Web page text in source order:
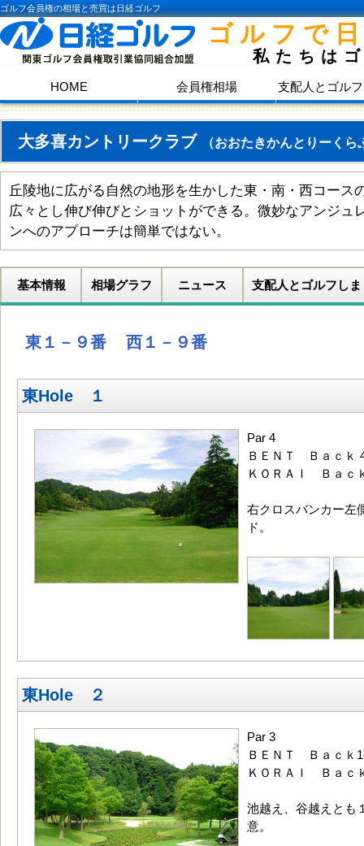
ゴルフ会員権の相場と売買は日経ゴルフ
ゴルフで
私たちは
HOME 会員権相場 支配人とゴル
大多喜カントリークラブ （おおたきかんとりーくら
丘陵地に広がる自然の地形を生かした東・南・西コー
広々とし伸び伸びとショットができる。微妙なアンジュ
ンへのアプローチは簡単ではない。
基本情報 相場グラフ ニュース 支配人とゴルフしま
東１－９番 西１－９番
東Hole １
Par 4
ＢＥＮＴ Ｂａｃｋ
ＫＯＲＡＩ Ｂａｃ
右クロスバンカー左
ド。
東Hole ２
Par 3
ＢＥＮＴ Ｂａｃｋ
ＫＯＲＡＩ Ｂａｃ
池越え、谷越えとも
意。